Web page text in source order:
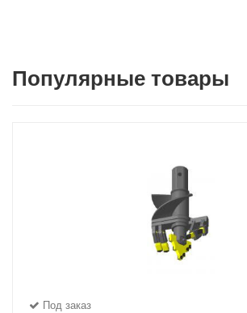
Популярные товары
Под заказ